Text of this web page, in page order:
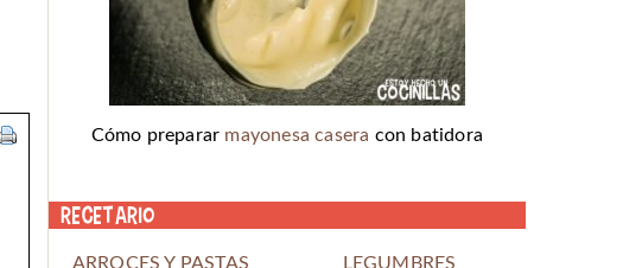
Cómo preparar mayonesa casera con batidora
Recetario
ARROCES Y PASTAS
LEGUMBRES